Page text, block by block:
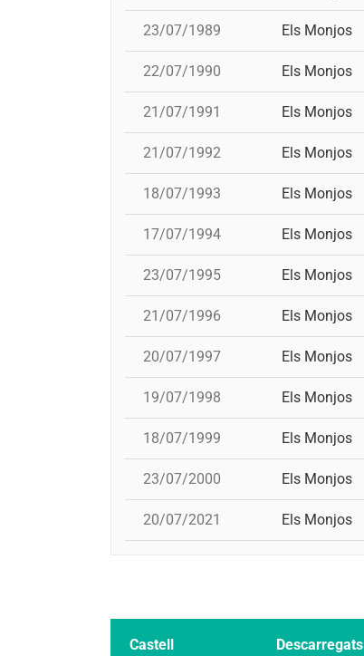
23/07/1989 Els Monjos
22/07/1990 Els Monjos
21/07/1991 Els Monjos
21/07/1992 Els Monjos
18/07/1993 Els Monjos
17/07/1994 Els Monjos
23/07/1995 Els Monjos
21/07/1996 Els Monjos
20/07/1997 Els Monjos
19/07/1998 Els Monjos
18/07/1999 Els Monjos
23/07/2000 Els Monjos
20/07/2021 Els Monjos
Castell Descarregats